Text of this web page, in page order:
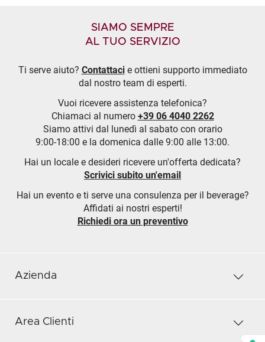
SIAMO SEMPRE
AL TUO SERVIZIO
Ti serve aiuto? Contattacie ottieni supporto immediato
dal nostro team di esperti.
Vuoi ricevere assistenza telefonica?
Chiamaci al numero +39 06 4040 2262
Siamo attivi dal lunedì al sabato con orario
9:00-18:00 e la domenica dalle 9:00 alle 13:00.
Hai un locale e desideri ricevere un'offerta dedicata?
Scrivici subito un'email
Hai un evento e ti serve una consulenza per il beverage?
Affidati ai nostri esperti!
Richiedi ora un preventivo
Azienda
Area Clienti